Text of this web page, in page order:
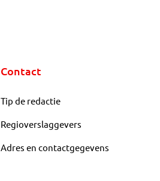
Contact
Tip de redactie
Regioverslaggevers
Adres en contactgegevens